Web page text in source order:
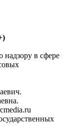
надзору в сфере